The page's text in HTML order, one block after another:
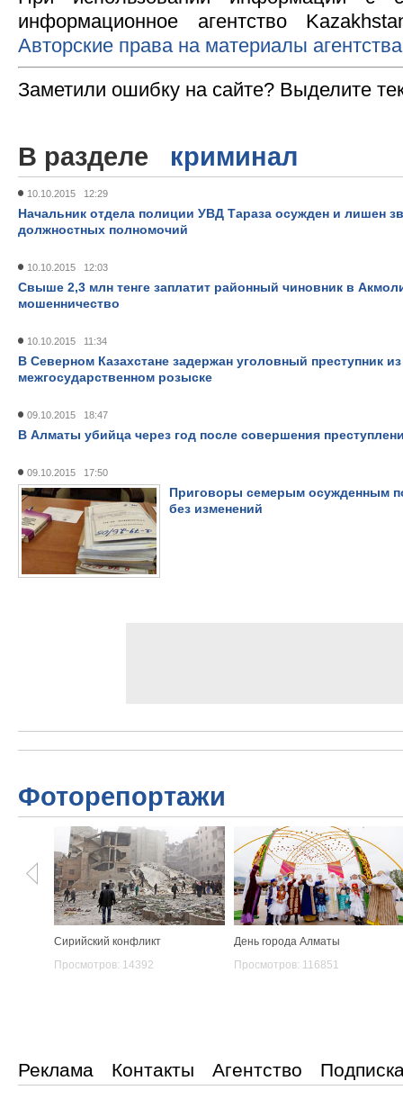
информационное агентство
Авторские права на материалы
Заметили ошибку на сайте? Выделите
В разделе криминал
10.10.2015 12:29
Начальник отдела полиции УВД Тараза осужден и лишен
должностных полномочий
10.10.2015 12:03
Свыше 2,3 млн тенге заплатит районный чиновник в
мошенничество
10.10.2015 11:34
В Северном Казахстане задержан уголовный преступник
межгосударственном розыске
09.10.2015 18:47
В Алматы убийца через год после совершения
09.10.2015 17:50
Приговоры семерым осужденным
без изменений
Фоторепортажи
Сирийский конфликт
Просмотров: 14392
День города Алматы
Просмотров: 116851
Реклама Контакты Агентство